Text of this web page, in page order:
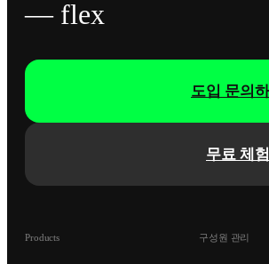
— flex
무료 체험
도입 문의하
Products 구성원 관리